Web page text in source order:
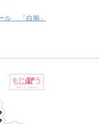
ル 「白鳩」